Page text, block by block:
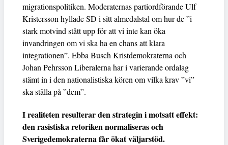
migrationspolitiken. Moderaternas partiordförande Ulf
Kristersson hyllade SD i sitt almedalstal om hur de ”i
stark motvind stått upp för att vi inte kan öka
invandringen om vi ska ha en chans att klara
integrationen”. Ebba Busch Kristdemokraterna och
Johan Pehrsson Liberalerna har i varierande ordalag
stämt in i den nationalistiska kören om vilka krav ”vi”
ska ställa på ”dem”.
I realiteten resulterar den strategin i motsatt effekt:
den rasistiska retoriken normaliseras och
Sverigedemokraterna får ökat väljarstöd.